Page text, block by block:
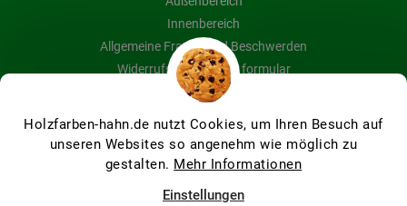
Holzfarben-hahn.de nutzt Cookies, um Ihren Besuch auf
unseren Websites so angenehm wie möglich zu
gestalten. Mehr Informationen
Einstellungen
Innenbereich
Allgemeine Fragen und Beschwerden
Widerrufsbelehrung & formular
Blog